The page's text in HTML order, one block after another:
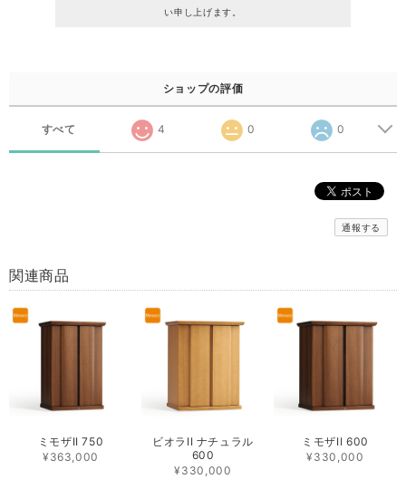
い申し上げます。
ショップの評価
すべて 4 0 0
通報する
関連商品
ミモザII 750
¥363,000
ビオラII ナチュラル
600
¥330,000
ミモザII 600
¥330,000